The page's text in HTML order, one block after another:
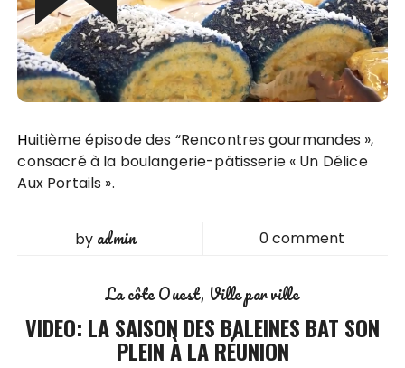
Huitième épisode des “Rencontres gourmandes »,
consacré à la boulangerie-pâtisserie « Un Délice
Aux Portails ».
by admin 0 comment
La côte Ouest Ville par ville
VIDEO: LA SAISON DES BALEINES BAT SON
PLEIN À LA RÉUNION